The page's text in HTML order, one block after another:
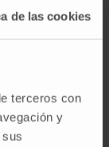
de las cookies
terceros con
y